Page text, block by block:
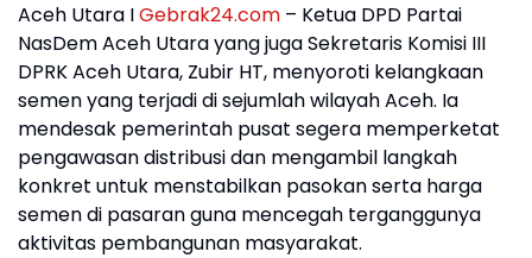
Aceh Utara IGebrak24.com – Ketua DPD Partai
NasDem Aceh Utara yang juga Sekretaris Komisi III
DPRK Aceh Utara, Zubir HT, menyoroti kelangkaan
semen yang terjadi di sejumlah wilayah Aceh. Ia
mendesak pemerintah pusat segera memperketat
pengawasan distribusi dan mengambil langkah
konkret untuk menstabilkan pasokan serta harga
semen di pasaran guna mencegah terganggunya
aktivitas pembangunan masyarakat.